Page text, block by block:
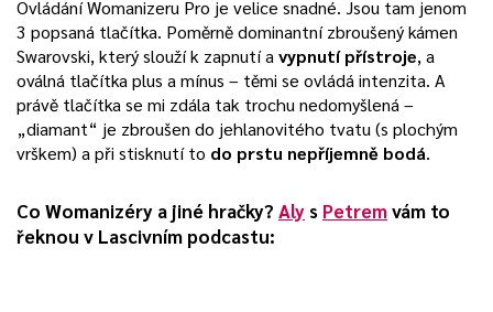
Ovládání Womanizeru Pro je velice snadné. Jsou tam jenom
3 popsaná tlačítka. Poměrně dominantní zbroušený kámen
Swarovski, který slouží k zapnutí a vypnutí přístroje, a
oválná tlačítka plus a mínus – těmi se ovládá intenzita. A
právě tlačítka se mi zdála tak trochu nedomyšlená –
„diamant“ je zbroušen do jehlanovitého tvatu (s plochým
vrškem) a při stisknutí to do prstu nepříjemně bodá.
Co Womanizéry a jiné hračky? Aly s Petremvám to
řeknou v Lascivním podcastu: